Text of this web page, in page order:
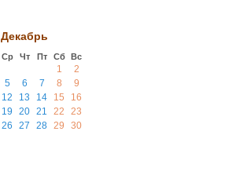
Декабрь
Ср Чт Пт Сб Вс
1
2
5 6 7 8
9
12 13 14 15
16
19 20 21 22
23
26 27 28 29
30